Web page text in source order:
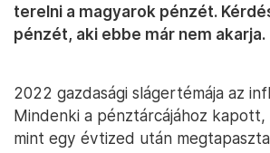
terelni a magyarok pénzét.
pénzét, aki ebbe már nem akarja.
2022 gazdasági slágertémája az
Mindenki a pénztárcájához
mint egy évtized után